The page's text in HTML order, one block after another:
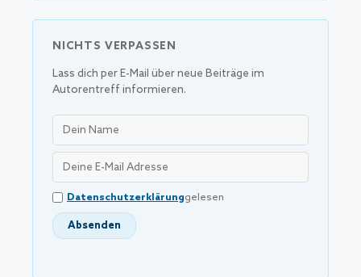
NICHTS VERPASSEN
Lass dich per E-Mail über neue Beiträge im
Autorentreff informieren.
Datenschutzerklärunggelesen